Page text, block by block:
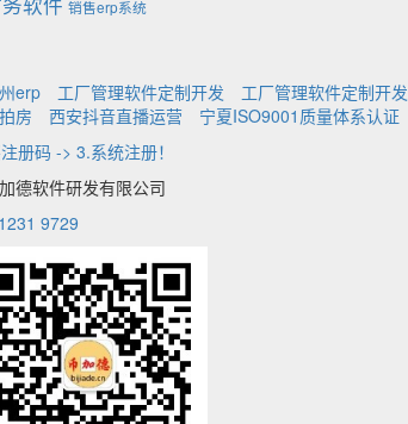
销售erp系统
erp 工厂管理软件定制开发 工厂管理软件定制开发
房 西安抖音直播运营 宁夏ISO9001质量体系认证
册码 -> 3.系统注册！
德软件研发有限公司
9729